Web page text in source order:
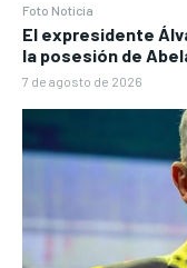
Foto Noticia
El expresidente
la posesión de
7 de agosto de 2026